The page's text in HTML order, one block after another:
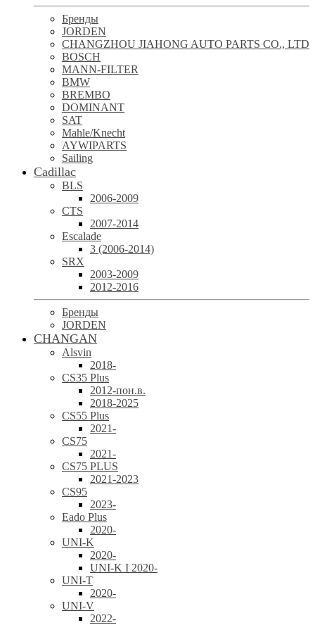
Бренды
JORDEN
CHANGZHOU JIAHONG AUTO PARTS CO., LTD
BOSCH
MANN-FILTER
BMW
BREMBO
DOMINANT
SAT
Mahle/Knecht
AYWIPARTS
Sailing
Cadillac
BLS
2006-2009
CTS
2007-2014
Escalade
3 (2006-2014)
SRX
2003-2009
2012-2016
Бренды
JORDEN
CHANGAN
Alsvin
2018-
CS35 Plus
2012-пон.в.
2018-2025
CS55 Plus
2021-
CS75
2021-
CS75 PLUS
2021-2023
CS95
2023-
Eado Plus
2020-
UNI-K
2020-
UNI-K I 2020-
UNI-T
2020-
UNI-V
2022-